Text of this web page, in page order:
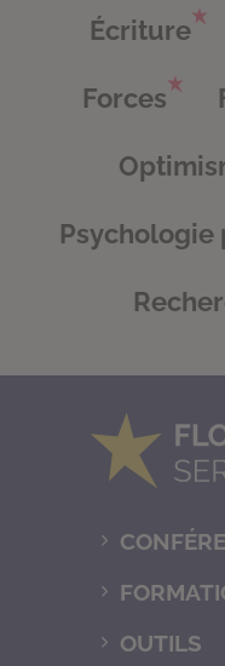
Écriture
Forces
Psychologie
OUTILS